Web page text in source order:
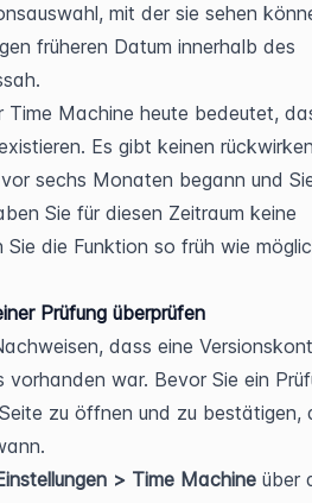
mit der sie sehen
früheren Datum innerhalb des
Time Machine heute bedeutet,
Es gibt keinen
sechs Monaten begann und
Sie für diesen Zeitraum keine
die Funktion so früh wie
Prüfung überprüfen
dass eine
vorhanden war. Bevor Sie ein
zu öffnen und zu bestätigen,
> Time Machine über